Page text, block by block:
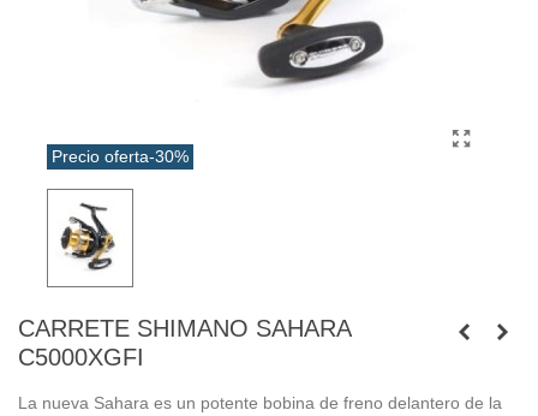
Precio oferta-30%
CARRETE SHIMANO SAHARA
C5000XGFI
La nueva Sahara es un potente bobina de freno delantero de la